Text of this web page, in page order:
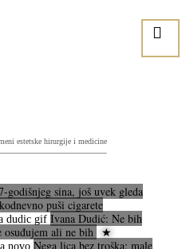
estetske hirurgije i medicine
godišnjeg sina, još uvek gleda
puši cigarete
Ivana Dudić: Ne bih
ali ne bih
★
Nega lica bez troška: male